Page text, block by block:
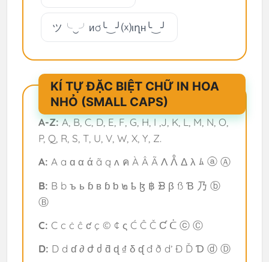
ツ╰‿╯иơ╰‿╯⒳ιղн╰‿╯
KÍ TỰ ĐẶC BIỆT CHỮ IN HOA
NHỎ (SMALL CAPS)
A-Z:A, B, C, D, E, F, G, H, I ,J, K, L, M, N, O,
P, Q, R, S, T, U, V, W, X, Y, Z.
A: A a ɑ α ά ã ą ʌ ค À Â Ã Λ ᐰ Δ λ ﾑ ⓐ Ⓐ
B: B b ъ ь ɓ в ɓ ƅ ๒ ҍ ɮ ฿ ᗽ β ß Ɓ 乃 ⓑ
Ⓑ
C: C c ċ ĉ ƈ ç © ¢ ς Ć Ĉ Č Ƈ ᑖ ⓒ Ⓒ
D: D d ɗ ∂ ժ ძ ƌ ɖ ₫ δ ᶑ đ ð ď Ð Ď Ɗ ⓓ Ⓓ